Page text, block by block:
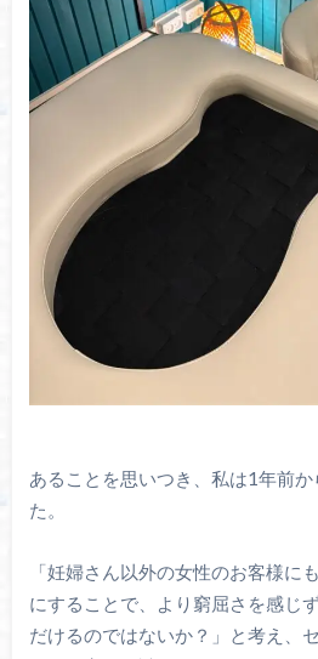
あることを思いつき、私は1年前
た。
「妊婦さん以外の女性のお客様にも
にすることで、より窮屈さを感じず
だけるのではないか？」と考え、